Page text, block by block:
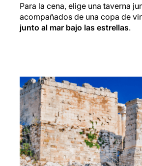
Para la cena, elige una taverna
acompañados de una copa de
junto al mar bajo las estrellas.